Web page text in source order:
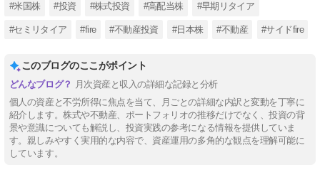
#米国株 #投資 #株式投資 #高配当株 #早期リタイア
#セミリタイア #fire #不動産投資 #日本株 #不動産 #サイドfire
このブログのここがポイント
月次資産と収入の詳細な記録と分析
個人の資産と不労所得に焦点を当て、月ごとの詳細な内訳と変動を丁寧に
紹介します。株式や不動産、ポートフォリオの推移だけでなく、投資の背
景や意識についても解説し、投資実践の参考になる情報を提供していま
す。親しみやすく実用的な内容で、資産運用の多角的な観点を理解可能に
しています。